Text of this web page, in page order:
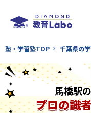
塾・学習塾TOP 千葉県の
馬橋駅
プロの識